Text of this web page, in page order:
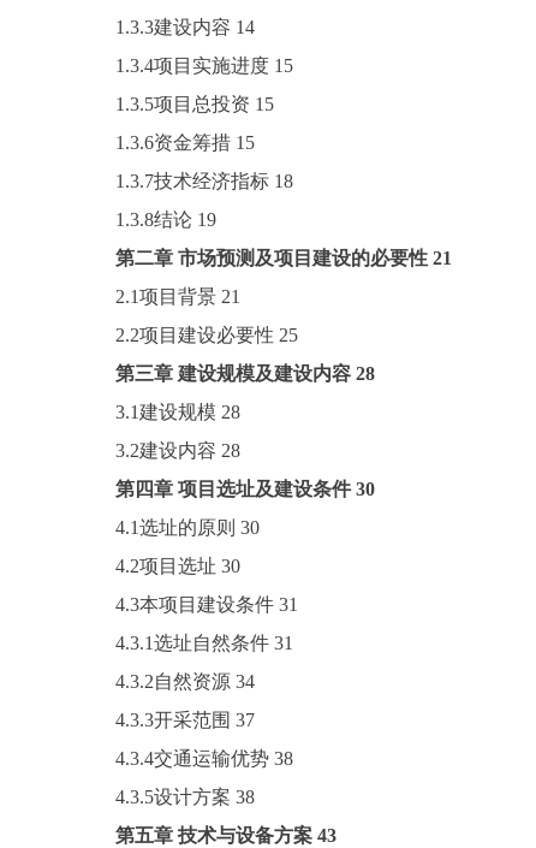
1.3.3建设内容 14
1.3.4项目实施进度 15
1.3.5项目总投资 15
1.3.6资金筹措 15
1.3.7技术经济指标 18
1.3.8结论 19
第二章 市场预测及项目建设的必要性 21
2.1项目背景 21
2.2项目建设必要性 25
第三章 建设规模及建设内容 28
3.1建设规模 28
3.2建设内容 28
第四章 项目选址及建设条件 30
4.1选址的原则 30
4.2项目选址 30
4.3本项目建设条件 31
4.3.1选址自然条件 31
4.3.2自然资源 34
4.3.3开采范围 37
4.3.4交通运输优势 38
4.3.5设计方案 38
第五章 技术与设备方案 43